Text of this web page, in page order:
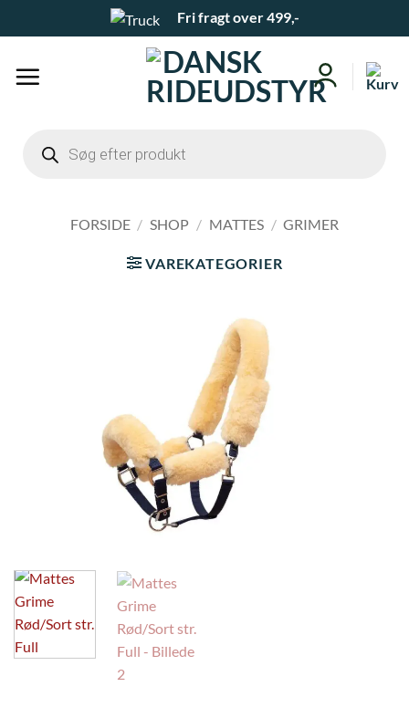
til
Fri fragt over 499,-
search
FORSIDE / SHOP / MATTES / GRIMER
VAREKATEGORIER